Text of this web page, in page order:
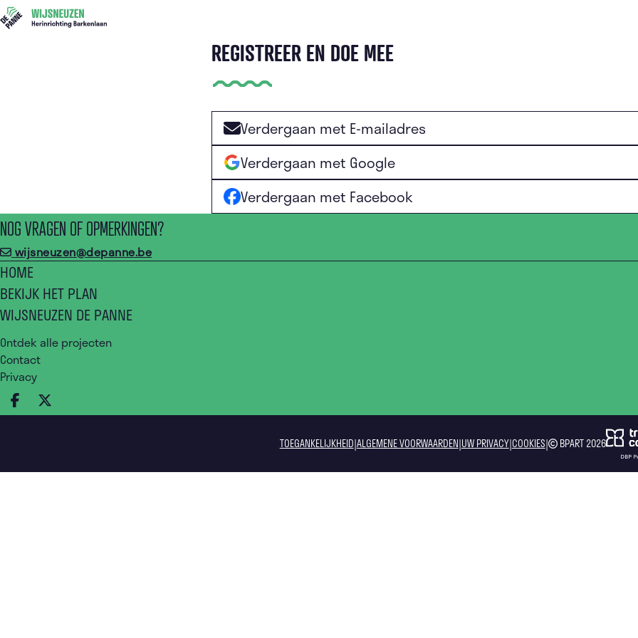
REGISTREER EN DOE MEE
Verdergaan met E-mailadres
Verdergaan met Google
Verdergaan met Facebook
NOG VRAGEN OF OPMERKINGEN?
wijsneuzen@depanne.be
HOME
BEKIJK HET PLAN
WIJSNEUZEN DE PANNE
Ontdek alle projecten
Contact
Privacy
DEEL OP FACEBOOK
DEEL OP X
TOEGANKELIJKHEID|ALGEMENE VOORWAARDEN|UW PRIVACY|COOKIES| BPART 2026